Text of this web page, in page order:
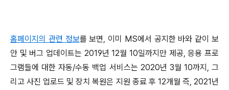
홈페이지의 관련 정보를 보면, 이미 MS에서 공지한 바와 같이 보
안 및 버그 업데이트는 2019년 12월 10일까지만 제공, 응용 프로
그램들에 대한 자동/수동 백업 서비스는 2020년 3월 10까지, 그
리고 사진 업로드 및 장치 복원은 지원 종료 후 12개월 즉, 2021년